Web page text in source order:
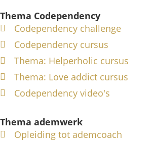
Thema Codependency
Codependency challenge
Codependency cursus
Thema: Helperholic cursus
Thema: Love addict cursus
Codependency video's
Thema ademwerk
Opleiding tot ademcoach